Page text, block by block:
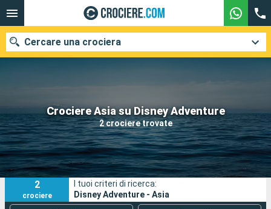
Crociere Asia su Disney Adventure
2 crociere trovate
Cercare una crociera
Le nostre destinazioni
Mesi di partenza
Porti Compagnie
Ricerca
2
crociere
I tuoi criteri di ricerca:
Disney Adventure - Asia